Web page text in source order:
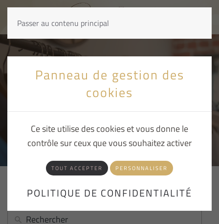
Panneau de gestion des
cookies
Ce site utilise des cookies et vous donne le
contrôle sur ceux que vous souhaitez activer
TOUT ACCEPTER PERSONNALISER
POLITIQUE DE CONFIDENTIALITÉ
Passer au contenu principal
La boutique / catalogue
[object Object]